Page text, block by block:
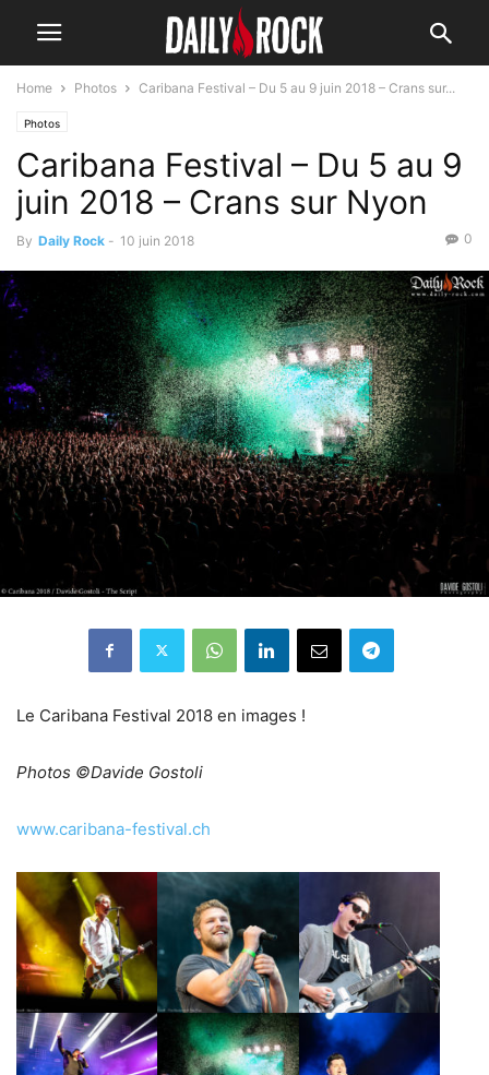
Home Photos Caribana Festival – Du 5 au 9 juin 2018 – Crans sur...
Photos
Caribana Festival – Du 5 au 9
juin 2018 – Crans sur Nyon
By Daily Rock - 10 juin 2018 0
Le Caribana Festival 2018 en images !
Photos ©Davide Gostoli
www.caribana-festival.ch